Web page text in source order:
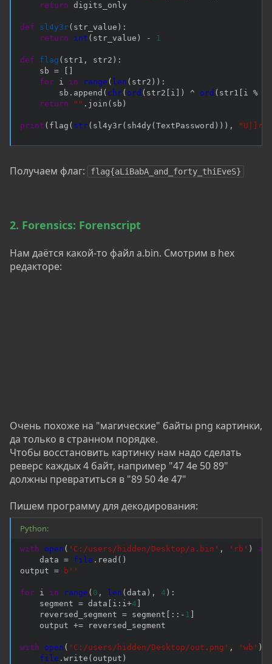
return digits_only
def sl4y3r( str_value ) :
return
int ( str_value ) - 1
def flag ( str1 , str2 ) :
    sb
=
for i in range ( len ( str2 ) ) :
        sb
. append ( chr( ord ( str2 i ) ^ ord ( str1 i %
return
"" . join ( sb )
print ( flag ( str( sl4y3r( sh4dy ( TextPassword ) ) ) ,
Получаем флаг: flag{aLiBabA_and_forty_thiEveS}
2. Forensics: Forenscript
Нам даётся какой-то файл a.bin. Смотрим в hex
редакторе:
Очень похоже на "магические" байты png картинки,
да только в странном порядке.
Чтобы восстановить картинку нам надо сделать
реверс каждых 4 байт, например "47 4e 50 89"
должны превратиться в "89 50 4e 47"
Пишем программу для декодирования:
Python:
with open ( 'C:/users/hidden/Desktop/a.bin' , 'rb' )
as
    data
= file . read ( )
output = b''
for i in range ( 0 , len ( data ) , 4 ) :
    segment
= data i : i+4
    reversed_segment
= segment : : - 1
    output
+= reversed_segment
with open ( 'C:/users/hidden/Desktop/out.png' , 'wb' )
file . write ( output )